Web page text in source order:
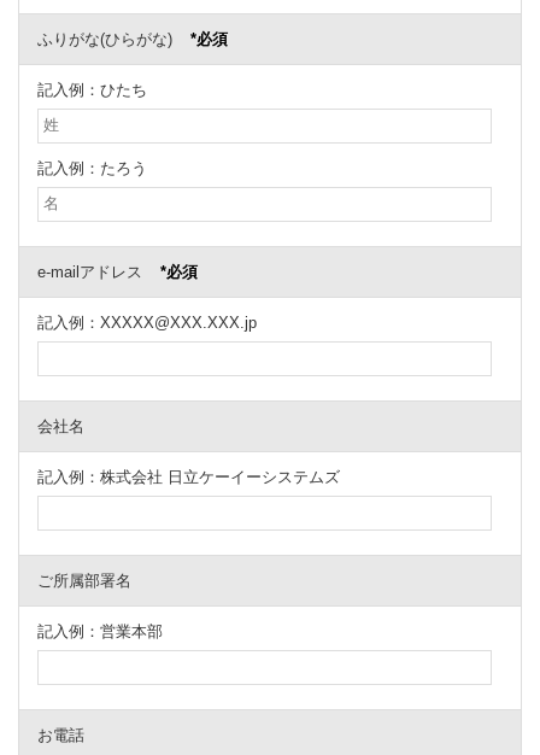
ふりがな(ひらがな) *必須
記入例：ひたち
記入例：たろう
e-mailアドレス *必須
記入例：XXXXX@XXX.XXX.jp
会社名
記入例：株式会社 日立ケーイーシステムズ
ご所属部署名
記入例：営業本部
お電話